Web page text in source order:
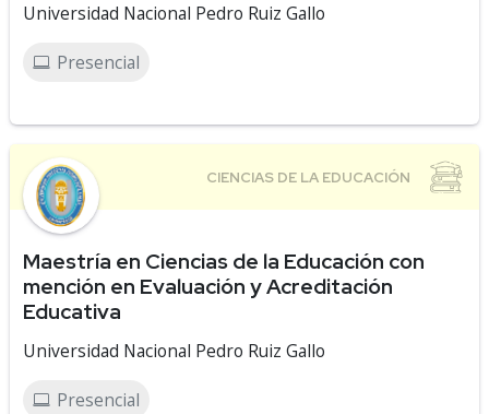
Universidad Nacional Pedro Ruiz Gallo
Presencial
Maestría en Ciencias de la Educación con
mención en Evaluación y Acreditación
Educativa
Universidad Nacional Pedro Ruiz Gallo
Presencial